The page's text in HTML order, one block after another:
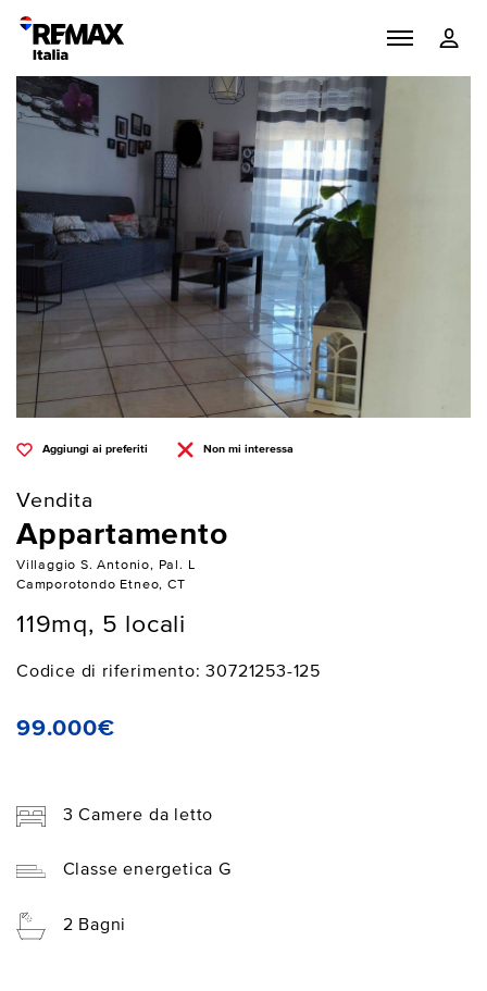
Aggiungi ai preferiti Non mi interessa
Vendita
Appartamento
Villaggio S. Antonio, Pal. L
Camporotondo Etneo, CT
119mq, 5 locali
Codice di riferimento: 30721253-125
99.000€
3 Camere da letto
Classe energetica G
2 Bagni